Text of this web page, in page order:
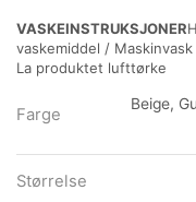
VASKEINSTRUKSJONER
vaskemiddel /
La produktet lufttørke
Farge
Beige,
Størrelse